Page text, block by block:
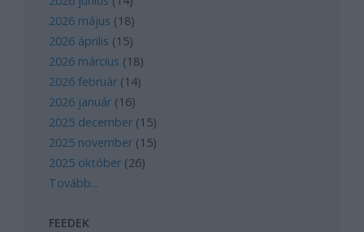
2026 május (18)
2026 április (15)
2026 március (18)
2026 február (14)
2026 január (16)
2025 december (15)
2025 november (15)
2025 október (26)
Tovább...
FEEDEK